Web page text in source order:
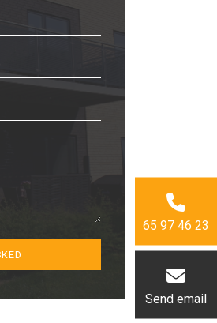
65 97 46 23
Send email